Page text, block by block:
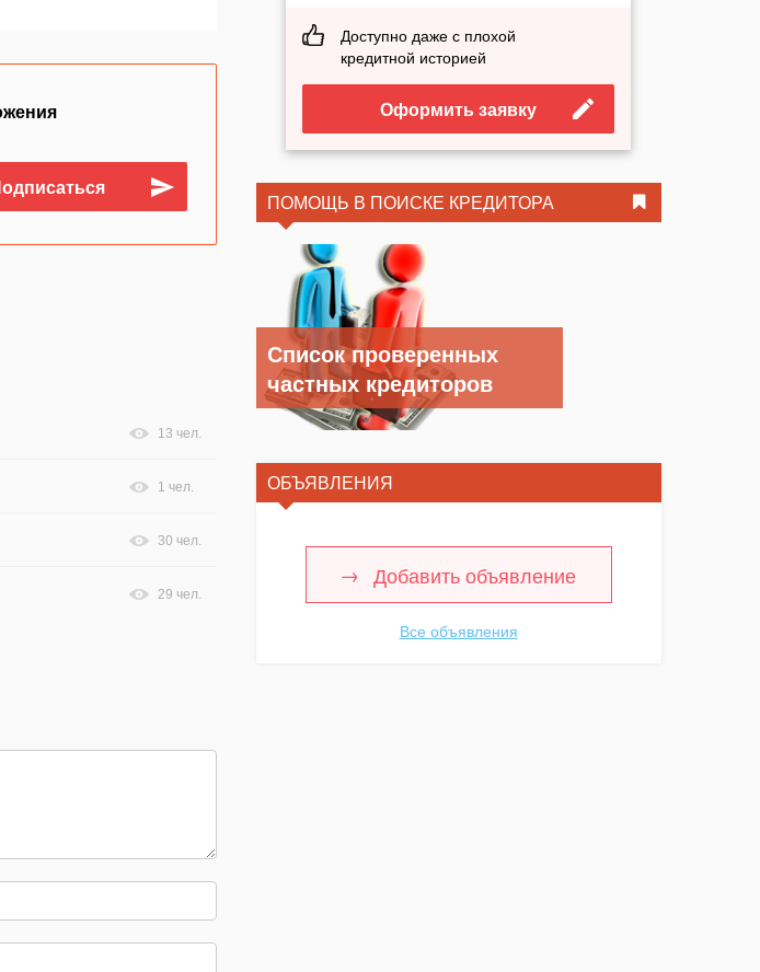
13 чел.
1 чел.
30 чел.
29 чел.
Доступно даже с плохой
кредитной историей
Оформить заявку
ПОМОЩЬ В ПОИСКЕ КРЕДИТОРА
Список проверенных
частных кредиторов
ОБЪЯВЛЕНИЯ
Добавить объявление
Все объявления